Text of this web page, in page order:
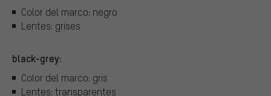
Color del marco: negro
Lentes: grises
black-grey:
Color del marco: gris
Lentes: transparentes